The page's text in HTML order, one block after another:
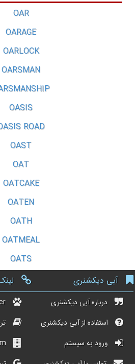
OAR
OARAGE
OARLOCK
OARSMAN
OASIS
ROAD
OAST
OAT
OATCAKE
OATEN
OATH
OATMEAL
OATS
آبی دیکشنری
درباره آبی دیکشنری
استفاده از آبی دیکشنری
ورود به سیستم